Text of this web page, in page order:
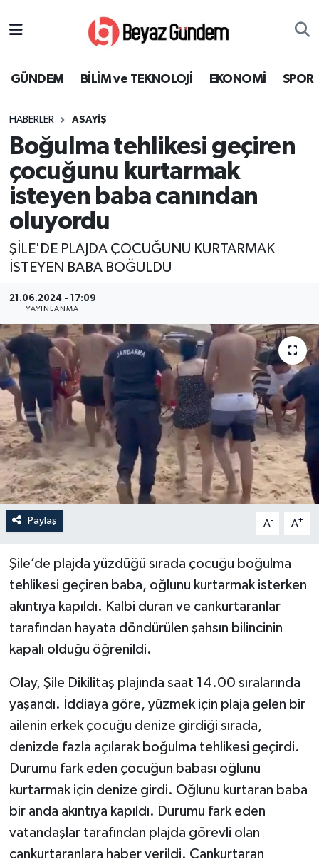
GÜNDEM BİLİM ve TEKNOLOJİ EKONOMİ SPOR
HABERLER ASAYİŞ
Boğulma tehlikesi geçiren
çocuğunu kurtarmak
isteyen baba canından
oluyordu
ŞİLE'DE PLAJDA ÇOCUĞUNU KURTARMAK
İSTEYEN BABA BOĞULDU
21.06.2024 - 17:09
YAYINLANMA
Paylaş A- A+
Şile’de plajda yüzdüğü sırada çocuğu boğulma
tehlikesi geçiren baba, oğlunu kurtarmak isterken
akıntıya kapıldı. Kalbi duran ve cankurtaranlar
tarafından hayata döndürülen şahsın bilincinin
kapalı olduğu öğrenildi.
Olay, Şile Dikilitaş plajında saat 14.00 sıralarında
yaşandı. İddiaya göre, yüzmek için plaja gelen bir
ailenin erkek çocuğu denize girdiği sırada,
denizde fazla açılarak boğulma tehlikesi geçirdi.
Durumu fark eden çocuğun babası oğlunu
kurtarmak için denize girdi. Oğlunu kurtaran baba
bir anda akıntıya kapıldı. Durumu fark eden
vatandaşlar tarafından plajda görevli olan
cankurtaranlara haber verildi. Cankurtaran
EKONOMİ
SPOR
SAĞLIK
EĞİTİM
KÜLTÜR SANAT
MAGAZİN
YEREL
Süper Lig Puan Durumu ve Fikstür
Tüm Manşetler
Son Dakika Haberleri
Haber Arşivi